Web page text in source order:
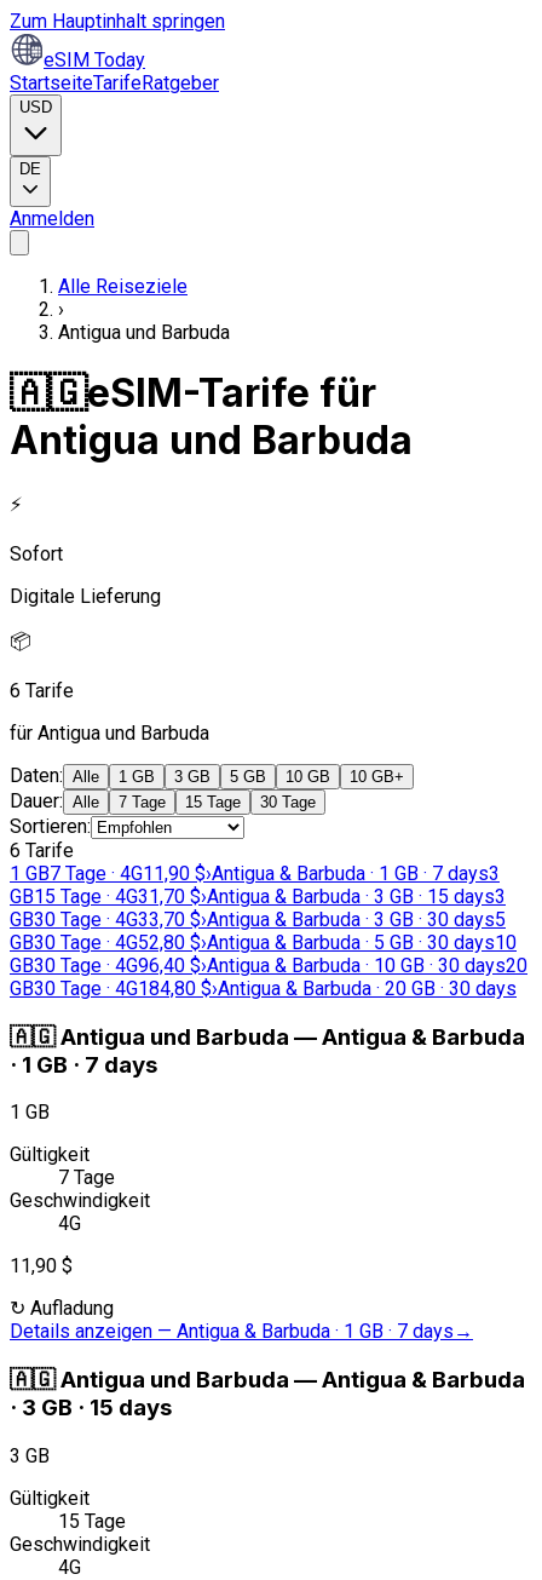
Zum Hauptinhalt springen
eSIM Today
StartseiteTarifeRatgeber
USD
DE
Anmelden
Alle Reiseziele
›
Antigua und Barbuda
🇦🇬eSIM-Tarife für
Antigua und Barbuda
⚡
Sofort
Digitale Lieferung
📦
6 Tarife
für Antigua und Barbuda
Daten: Alle 1 GB 3 GB 5 GB 10 GB 10 GB+
Dauer: Alle 7 Tage 15 Tage 30 Tage
Sortieren:
6 Tarife
1 GB7 Tage · 4G11,90 $›Antigua & Barbuda · 1 GB · 7 days3
GB15 Tage · 4G31,70 $›Antigua & Barbuda · 3 GB · 15 days3
GB30 Tage · 4G33,70 $›Antigua & Barbuda · 3 GB · 30 days5
GB30 Tage · 4G52,80 $›Antigua & Barbuda · 5 GB · 30 days10
GB30 Tage · 4G96,40 $›Antigua & Barbuda · 10 GB · 30 days20
GB30 Tage · 4G184,80 $›Antigua & Barbuda · 20 GB · 30 days
🇦🇬Antigua und Barbuda —Antigua & Barbuda
· 1 GB · 7 days
1 GB
Gültigkeit
7 Tage
Geschwindigkeit
4G
11,90 $
↻ Aufladung
Details anzeigen — Antigua & Barbuda · 1 GB · 7 days →
🇦🇬Antigua und Barbuda —Antigua & Barbuda
· 3 GB · 15 days
3 GB
Gültigkeit
15 Tage
Geschwindigkeit
4G